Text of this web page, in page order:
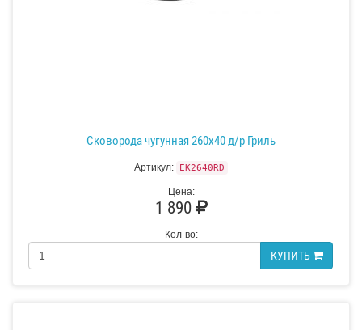
Сковорода чугунная 260х40 д/р Гриль
Артикул: EK2640RD
Цена:
1 890
Кол-во:
КУПИТЬ